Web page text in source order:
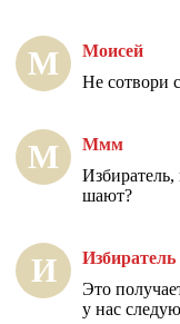
М Моисей
Не сотвори
М Ммм
шают?
И Избиратель
Это
у нас